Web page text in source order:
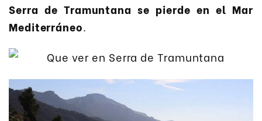
Serra de Tramuntana se pierde en el Mar
Mediterráneo.